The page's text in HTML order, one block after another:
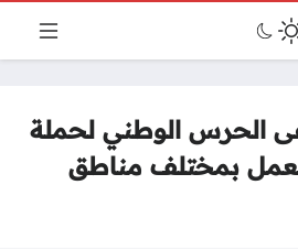
الحرس الوطني لحملة
للعمل بمختلف مناطق